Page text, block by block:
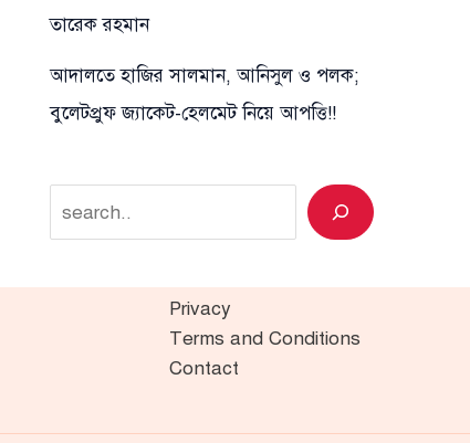
তারেক রহমান
আদালতে হাজির সালমান, আনিসুল ও পলক;
বুলেটপ্রুফ জ্যাকেট-হেলমেট নিয়ে আপত্তি!!
Privacy
Terms and Conditions
Contact